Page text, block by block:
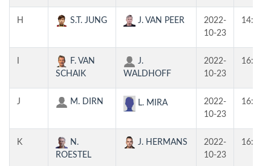
H S.T. JUNG J. VAN PEER
2022-
10-23
14:00
F. VAN
SCHAIK
J.
WALDHOFF
2022-
10-23
16:30
J M. DIRN L. MIRA
2022-
10-23
16:30
K
N.
ROESTEL
J. HERMANS
2022-
10-23
16:30